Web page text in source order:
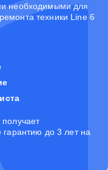
необходимыми для
техники Line 6
гарантию до 3 лет на